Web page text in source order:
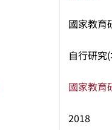
國家教育
自行研究
國家教育
2018